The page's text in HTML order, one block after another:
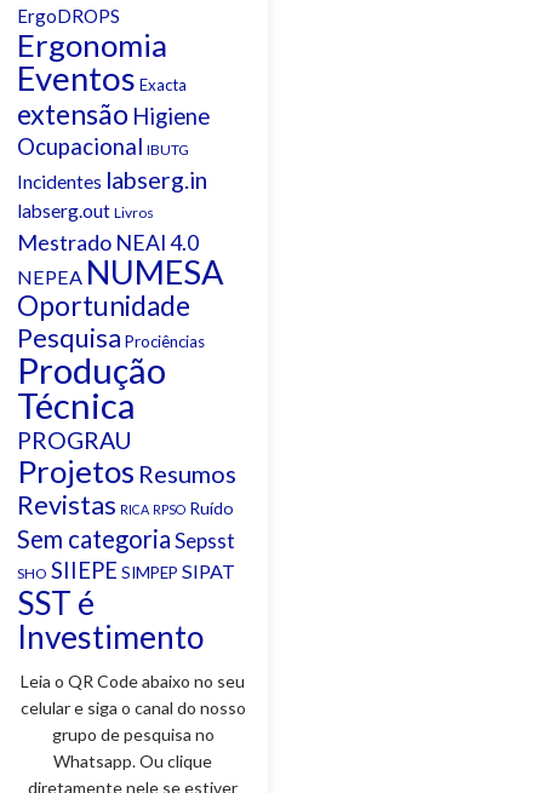
ErgoDROPS
Ergonomia
Eventos Exacta
extensão Higiene
Ocupacional IBUTG
Incidentes labserg.in
labserg.out Livros
Mestrado NEAI 4.0
NEPEA NUMESA
Oportunidade
Pesquisa Prociências
Produção
Técnica
PROGRAU
Projetos Resumos
Revistas RICA RPSO Ruído
Sem categoriaSepsst
SHO SIIEPE SIMPEP SIPAT
SST é
Investimento
Leia o QR Code abaixo no seu
celular e siga o canal do nosso
grupo de pesquisa no
Whatsapp. Ou clique
diretamente nele se estiver